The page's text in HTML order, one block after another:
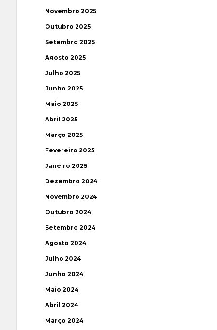
Novembro 2025
Outubro 2025
Setembro 2025
Agosto 2025
Julho 2025
Junho 2025
Maio 2025
Abril 2025
Março 2025
Fevereiro 2025
Janeiro 2025
Dezembro 2024
Novembro 2024
Outubro 2024
Setembro 2024
Agosto 2024
Julho 2024
Junho 2024
Maio 2024
Abril 2024
Março 2024